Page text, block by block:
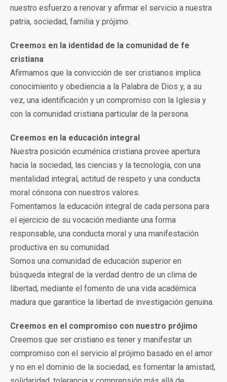
nuestro esfuerzo a renovar y afirmar el servicio a nuestra
patria, sociedad, familia y prójimo.
Creemos en la identidad de la comunidad de fe
cristiana
Afirmamos que la convicción de ser cristianos implica
conocimiento y obediencia a la Palabra de Dios y, a su
vez, una identificación y un compromiso con la Iglesia y
con la comunidad cristiana particular de la persona.
Creemos en la educación integral
Nuestra posición ecuménica cristiana provee apertura
hacia la sociedad, las ciencias y la tecnología, con una
mentalidad integral, actitud de respeto y una conducta
moral cónsona con nuestros valores.
Fomentamos la educación integral de cada persona para
el ejercicio de su vocación mediante una forma
responsable, una conducta moral y una manifestación
productiva en su comunidad.
Somos una comunidad de educación superior en
búsqueda integral de la verdad dentro de un clima de
libertad, mediante el fomento de una vida académica
madura que garantice la libertad de investigación genuina.
Creemos en el compromiso con nuestro prójimo
Creemos que ser cristiano es tener y manifestar un
compromiso con el servicio al prójimo basado en el amor
y no en el dominio de la sociedad, es fomentar la amistad,